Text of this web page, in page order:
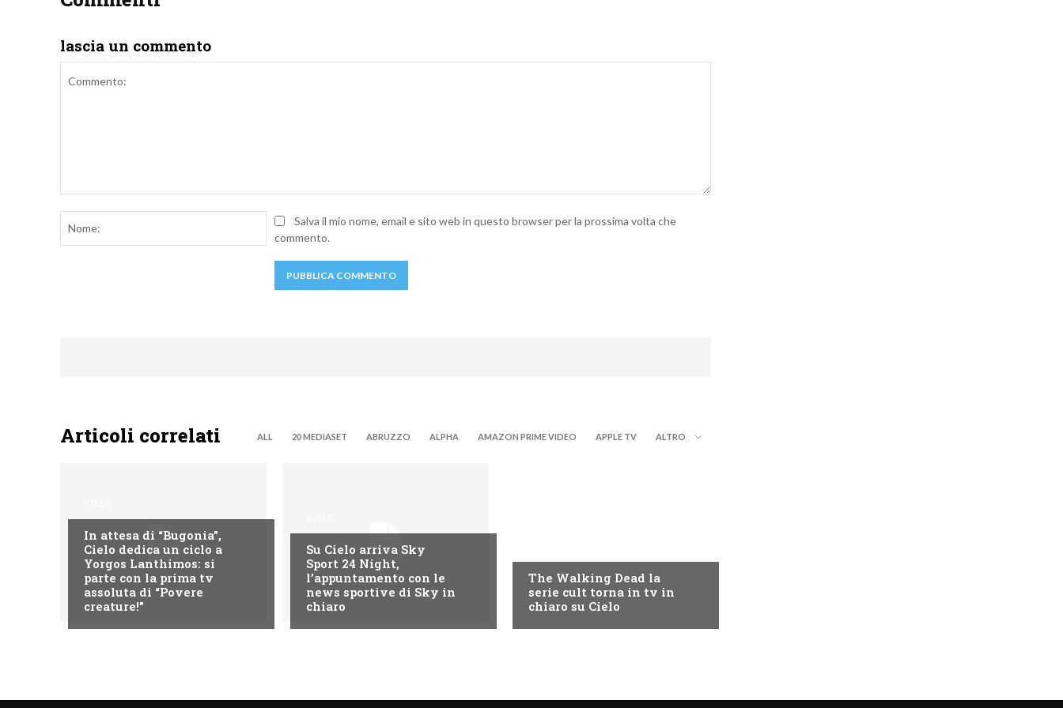
lascia un commento
Nome:Salva il mio nome, email e sito web in questo browser per la prossima volta che
commento.
Articoli correlati ALL 20 MEDIASET ABRUZZO ALPHA AMAZON PRIME VIDEO APPLE TV ALTRO
In attesa di “Bugonia”,
Cielo dedica un ciclo a
Yorgos Lanthimos: si
parte con la prima tv
assoluta di “Povere
creature!”
Su Cielo arriva Sky
Sport 24 Night,
l’appuntamento con le
news sportive di Sky in
chiaro
The Walking Dead la
serie cult torna in tv in
chiaro su Cielo